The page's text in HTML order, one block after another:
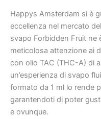
Happys Amsterdam si è
eccellenza nel mercato
svapo Forbidden Fruit ne
meticolosa attenzione ai
con olio TAC (THC-A) di
un’esperienza di svapo
formato da 1 ml lo rende
garantendoti di poter
e ovunque.